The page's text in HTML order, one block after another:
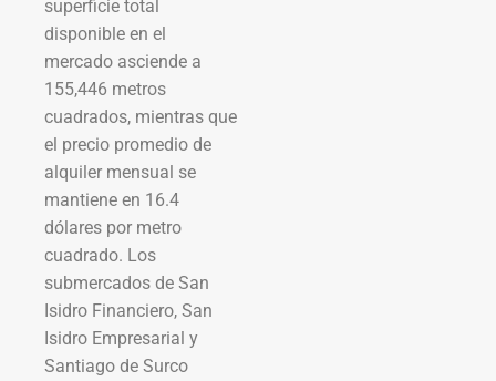
superficie total
disponible en el
mercado asciende a
155,446 metros
cuadrados, mientras que
el precio promedio de
alquiler mensual se
mantiene en 16.4
dólares por metro
cuadrado. Los
submercados de San
Isidro Financiero, San
Isidro Empresarial y
Santiago de Surco